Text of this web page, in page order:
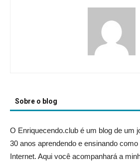
Sobre o blog
O Enriquecendo.club é um blog de um
30 anos aprendendo e ensinando
Internet. Aqui você acompanhará a